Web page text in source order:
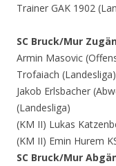
Trainer GAK 1902
SC Bruck/Mur
Armin Masovic
Trofaiach (Landesliga)
Jakob Erlsbacher
(Landesliga)
(KM II) Lukas
(KM II) Emin Hurem
SC Bruck/Mur